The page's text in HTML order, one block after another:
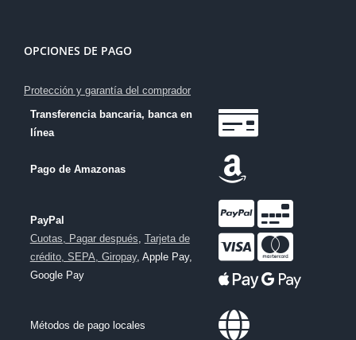
OPCIONES DE PAGO
Protección y garantía del comprador
Transferencia bancaria, banca en
línea
Pago de Amazonas
PayPal
Cuotas, Pagar después Tarjeta de
crédito, SEPA, Giropay, Apple Pay,
Google Pay
Métodos de pago locales